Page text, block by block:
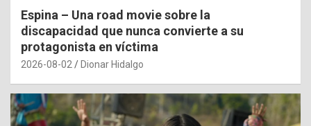
Espina – Una road movie sobre la
discapacidad que nunca convierte a su
protagonista en víctima
2026-08-02 Dionar Hidalgo